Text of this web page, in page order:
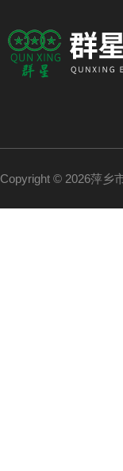
Copyright © 2026萍